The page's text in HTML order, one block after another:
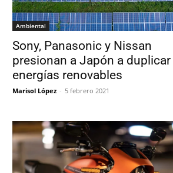
Ambiental
Sony, Panasonic y Nissan
presionan a Japón a duplicar
energías renovables
Marisol López - 5 febrero 2021